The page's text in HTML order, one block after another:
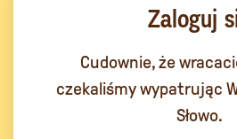
Zaloguj
Cudownie, że
czekaliśmy wypatrując
Słowo.